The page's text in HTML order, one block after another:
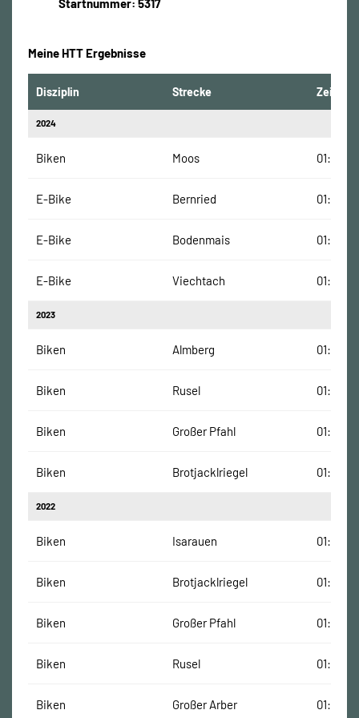
Startnummer: 5317
Meine HTT Ergebnisse
Disziplin Strecke Zeit
2024
Biken Moos
E-Bike Bernried
E-Bike Bodenmais
E-Bike Viechtach
2023
Biken Almberg
Biken Rusel
Biken Großer Pfahl
Biken Brotjacklriegel
2022
Biken Isarauen
Biken Brotjacklriegel
Biken Großer Pfahl
Biken Rusel
Biken Großer Arber